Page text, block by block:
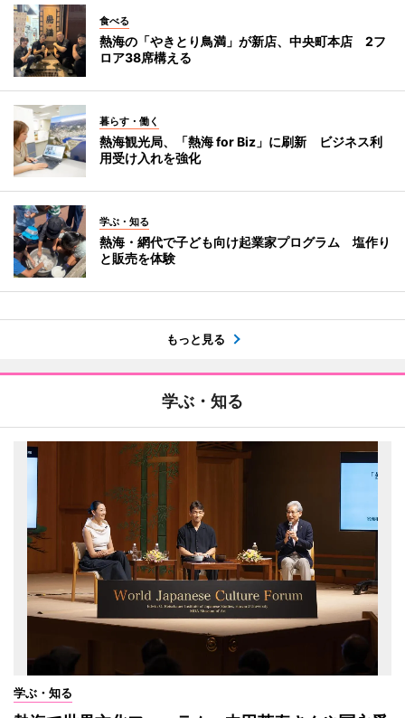
食べる
熱海の「やきとり鳥満」が新店、中央町本店 2フ
ロア38席構える
暮らす・働く
熱海観光局、「熱海 for Biz」に刷新 ビジネス利
用受け入れを強化
学ぶ・知る
熱海・網代で子ども向け起業家プログラム 塩作り
と販売を体験
もっと見る
学ぶ・知る
学ぶ・知る